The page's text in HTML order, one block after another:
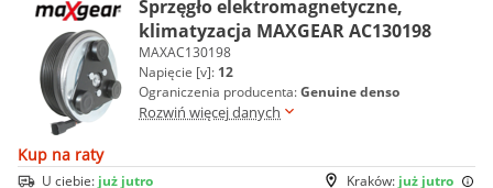
Sprzęgło elektromagnetyczne,
klimatyzacja MAXGEAR AC130198
MAXAC130198
Napięcie [v]: 12
Ograniczenia producenta:Genuine denso
Rozwiń więcej danych
Kup na raty
Kraków: już jutro
U ciebie: już jutro